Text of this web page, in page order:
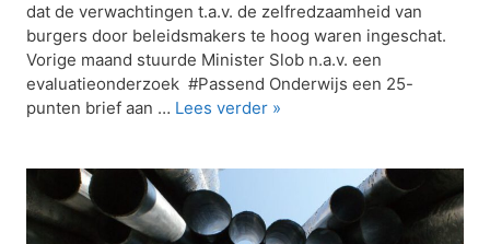
dat de verwachtingen t.a.v. de zelfredzaamheid van
burgers door beleidsmakers te hoog waren ingeschat.
Vorige maand stuurde Minister Slob n.a.v. een
evaluatieonderzoek #Passend Onderwijs een 25-
punten brief aan … Lees verder »